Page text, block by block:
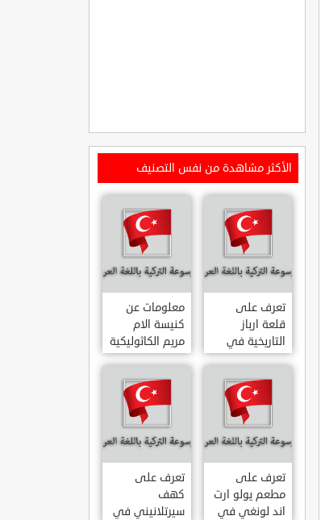
الأكثر مشاهدة من نفس التصنيف
تعرف على
قلعة ارباز
التاريخية في
ولاية ايدن.. من
القلاع الدولة
العثمانية
ARPAZ
KALESI AYDIN
معلومات عن
كنيسة الام
مريم الكاثوليكية
في هاتي .. من
معالم المدينة
التاريخية
والدينية
MERYEM ANA
KATOLIK
KILISESI
HATAY
تعرف على
مطعم يولو ارت
اند لونغي في
تعرف على
كهف
سيرتلانيني في